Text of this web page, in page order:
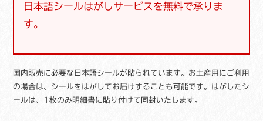
日本語シールはがしサービスを無料で承りま
す。
国内販売に必要な日本語シールが貼られています。お土産用にご利用
の場合は、シールをはがしてお届けすることも可能です。はがしたシ
ールは、1枚のみ明細書に貼り付けて同封いたします。